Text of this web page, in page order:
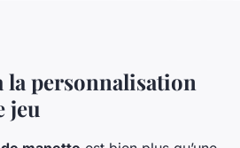
sa
?
personnalisation
jeu